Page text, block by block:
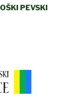
PEVSKI